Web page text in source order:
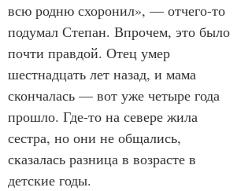
всю родню схоронил», — отчего-то
подумал Степан. Впрочем, это было
почти правдой. Отец умер
шестнадцать лет назад, и мама
скончалась — вот уже четыре года
прошло. Где-то на севере жила
сестра, но они не общались,
сказалась разница в возрасте в
детские годы.